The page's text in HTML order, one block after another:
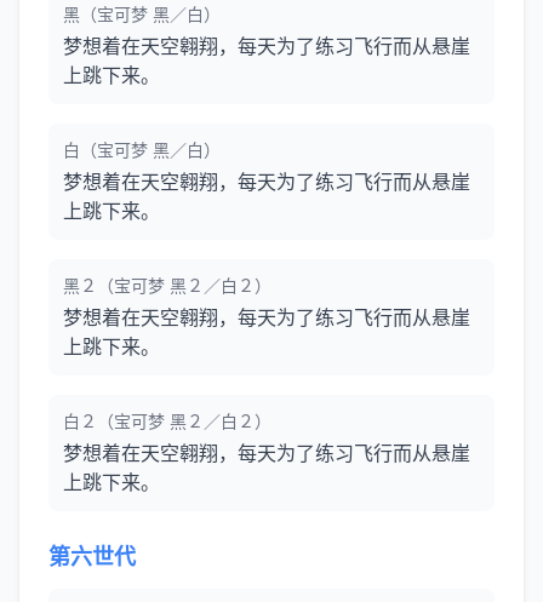
黑（宝可梦 黑／白）
梦想着在天空翱翔，每天为了练习飞行而从悬崖
上跳下来。
白（宝可梦 黑／白）
梦想着在天空翱翔，每天为了练习飞行而从悬崖
上跳下来。
黑２（宝可梦 黑２／白２）
梦想着在天空翱翔，每天为了练习飞行而从悬崖
上跳下来。
白２（宝可梦 黑２／白２）
梦想着在天空翱翔，每天为了练习飞行而从悬崖
上跳下来。
第六世代